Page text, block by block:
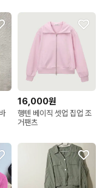
16,000원
행텐 베이직 셋업 집업 조
거팬츠